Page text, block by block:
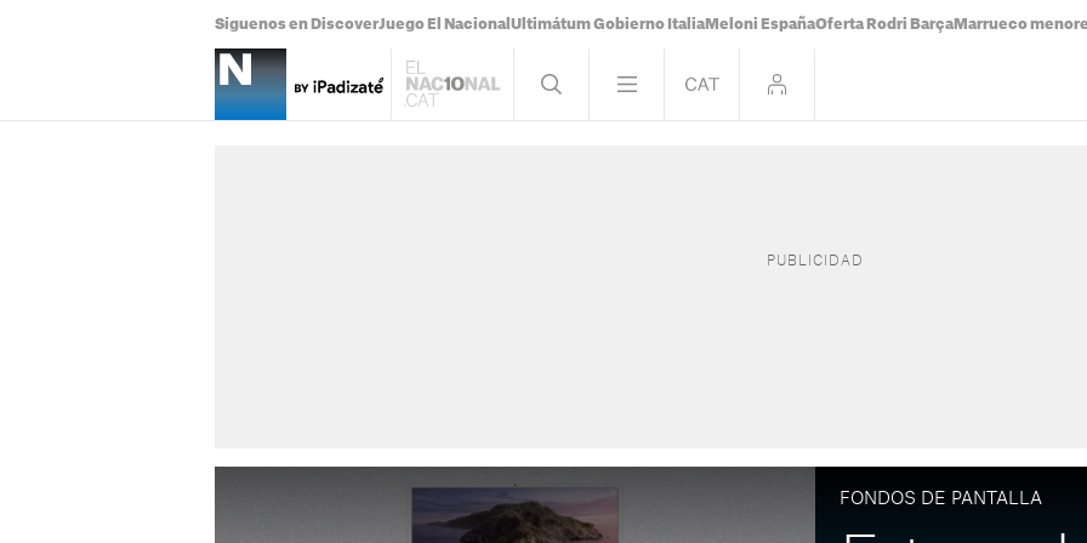
Síguenos en DiscoverJuego El Nacional Ultimátum Gobierno Italia Meloni EspañaOferta Rodri Barça Marrueco
FONDOS DE PANTALLA